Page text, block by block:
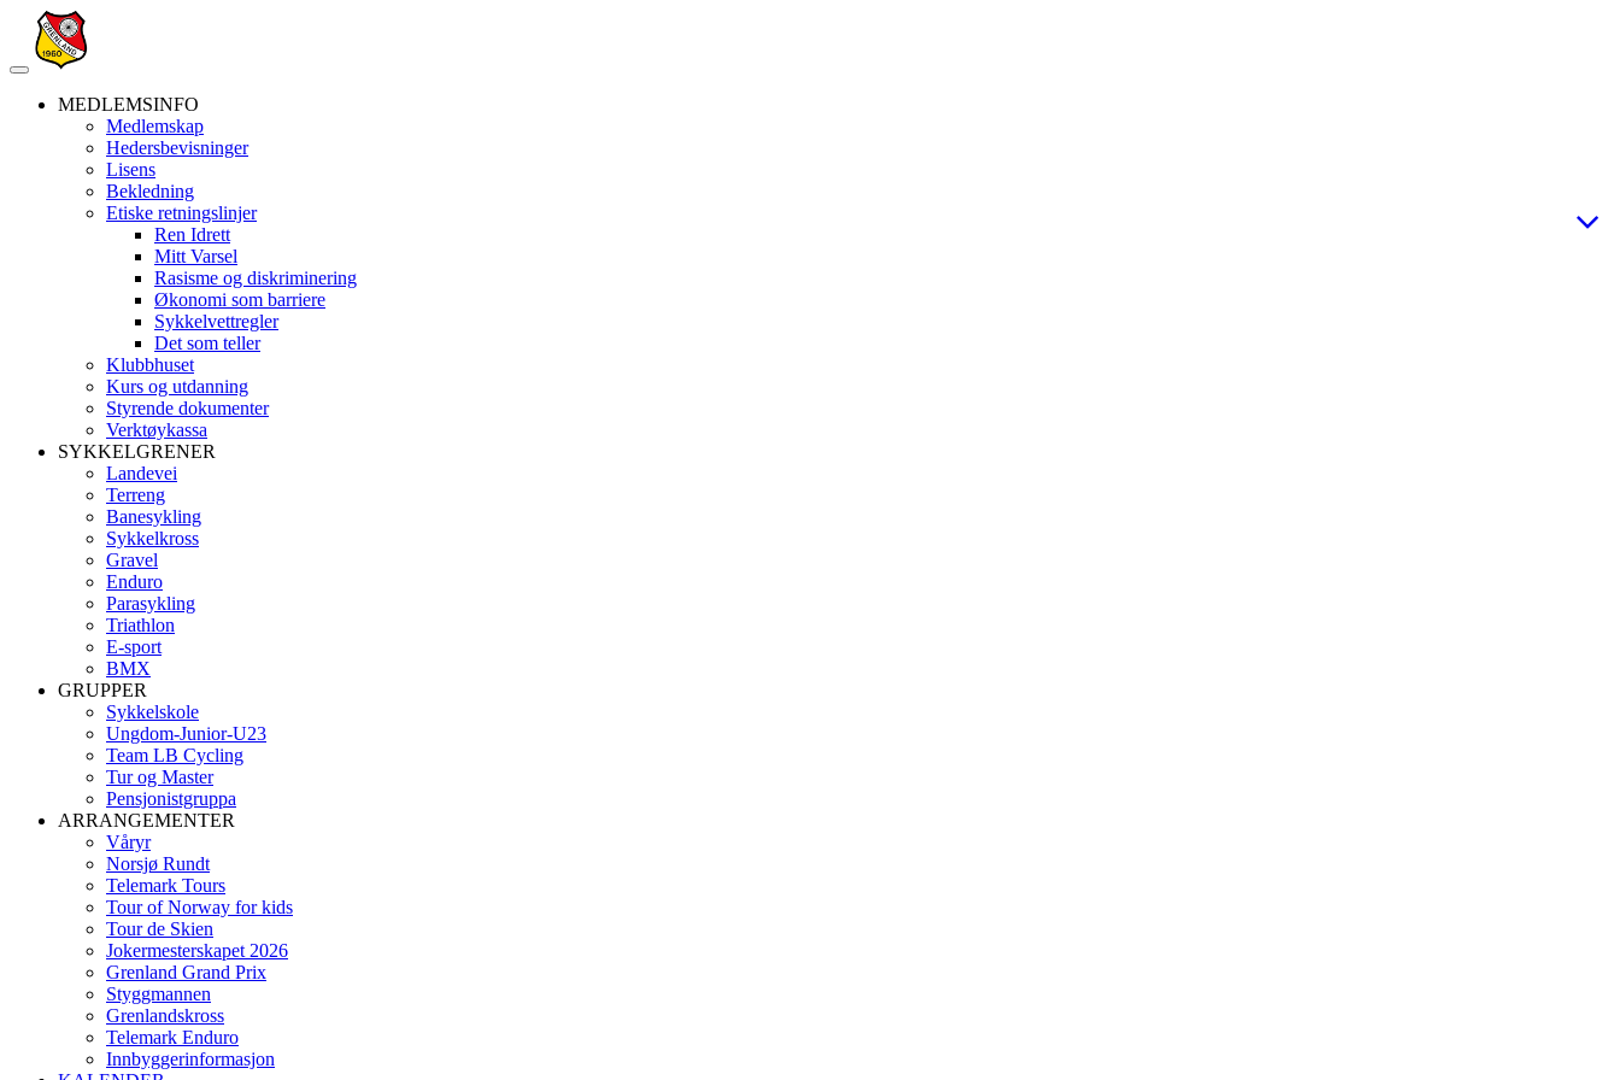
Veksle
navigasjonMEDLEMSINFO
Medlemskap
Hedersbevisninger
Lisens
Bekledning
Etiske retningslinjer
Ren Idrett
Mitt Varsel
Rasisme og diskriminering
Økonomi som barriere
Sykkelvettregler
Det som teller
Klubbhuset
Kurs og utdanning
Styrende dokumenter
Verktøykassa
SYKKELGRENER
Landevei
Terreng
Banesykling
Sykkelkross
Gravel
Enduro
Parasykling
Triathlon
E-sport
BMX
GRUPPER
Sykkelskole
Ungdom-Junior-U23
Team LB Cycling
Tur og Master
Pensjonistgruppa
ARRANGEMENTER
Våryr
Norsjø Rundt
Telemark Tours
Tour of Norway for kids
Tour de Skien
Jokermesterskapet 2026
Grenland Grand Prix
Styggmannen
Grenlandskross
Telemark Enduro
Innbyggerinformasjon